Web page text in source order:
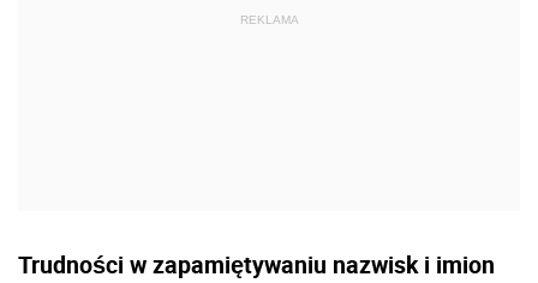
Trudności w zapamiętywaniu nazwisk i imion